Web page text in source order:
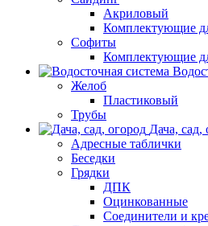
Акриловый
Комплектующие
Софиты
Комплектующие
Желоб
Пластиковый
Трубы
Дача, сад,
Адресные таблички
Беседки
Грядки
ДПК
Оцинкованные
Соединители и